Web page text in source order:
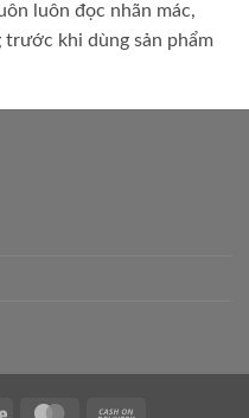
luôn đọc nhãn mác,
khi dùng sản phẩm
Stripe MasterCard